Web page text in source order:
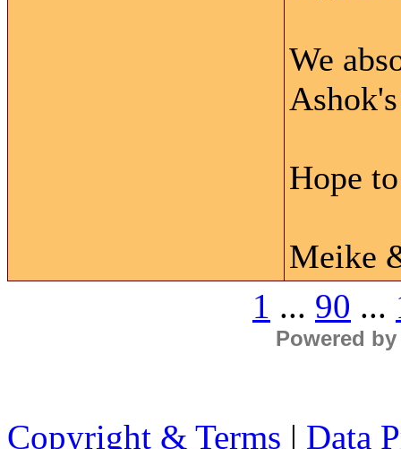
We
Hope
Meike
1 ... 90 ...
Powered
Copyright & Terms | Data